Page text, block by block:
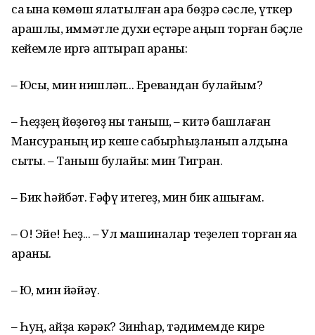
саҡ ҡына көмөш ялатылған ҡара бөҙрә сәсле, үткер
ҡарашлы, ҡиммәтле духи еҫтәре аңҡып торған бәҫле
кейемле иргә аптырап ҡараны:
– Юҡсы, мин нишләп... Еревандан булайым?
– Һеҙҙең йөҙөгөҙ ныҡ таныш, – китә башлаған
Мансураның ир кеше сабырһыҙланып алдына
сыҡты. – Таныш булайыҡ: мин Тигран.
– Бик һәйбәт. Ғәфү итегеҙ, мин бик ашығам.
– О! Эйе! Һеҙ... – Ул машиналар теҙелеп торған яҡҡа
ҡараны.
– Юҡ, мин йәйәү.
– Һуң, ҡайҙа кәрәк? Зинһар, тәҡдимемде кире